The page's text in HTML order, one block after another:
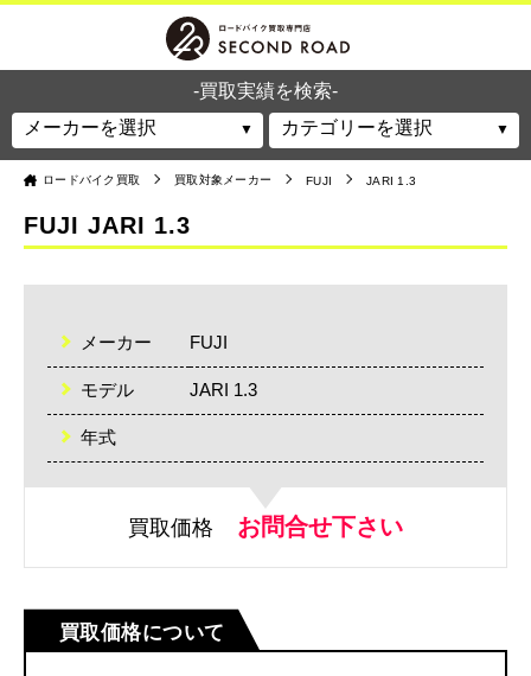
-買取実績を検索-
ロードバイク買取 買取対象メーカー FUJI JARI 1.3
FUJI JARI 1.3
メーカー FUJI
モデル JARI 1.3
年式
買取価格 お問合せ下さい
買取価格について